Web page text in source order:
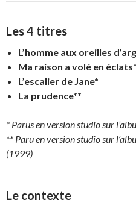
Les 4 titres
L’homme aux oreilles
Ma raison a volé en éclats*
L’escalier de Jane*
La prudence**
* Parus en version studio sur
** Paru en version studio sur
(1999)
Le contexte